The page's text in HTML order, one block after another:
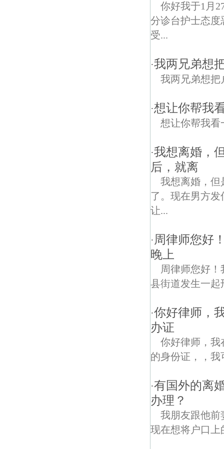
你好我于1月
分诊台护士态度
受...
·我两兄弟想
我两兄弟想把
·想让你帮我
想让你帮我看
·我想离婚，
后，就离
我想离婚，但
了。现在男方
让...
· 周律师您好
晚上
周律师您好
县街道发生一起
·你好律师，
办证
你好律师，我
的身份证，，我
·有国外的离
办理？
我朋友跟他前
现在想将户口上